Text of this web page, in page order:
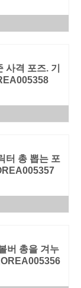
사격 포즈. 기
터 총 뽑는 포
버 총을 겨누